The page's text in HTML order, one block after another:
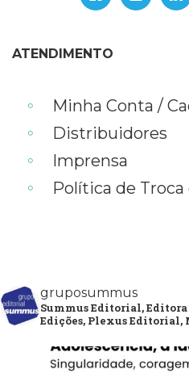
ATENDIMENTO
Minha Conta /
Distribuidores
Imprensa
Política de
gruposummus
Summus Editorial, Editora
Edições, Plexus Editorial,